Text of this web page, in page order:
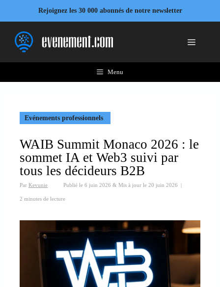
contenu
Rejoignez les 30 000 abonnés de notre newsletter
Menu
Menu
Evénements professionnels
WAIB Summit Monaco 2026 : le
sommet IA et Web3 suivi par
tous les décideurs B2B
Par Kevunie Publié le 6 juin 2026 & Mis à jour le 20 juin 2026 |
2 minutes de lecture